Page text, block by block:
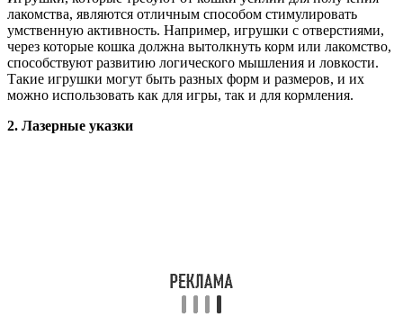
лакомства, являются отличным способом стимулировать
умственную активность. Например, игрушки с отверстиями,
через которые кошка должна вытолкнуть корм или лакомство,
способствуют развитию логического мышления и ловкости.
Такие игрушки могут быть разных форм и размеров, и их
можно использовать как для игры, так и для кормления.
2. Лазерные указки